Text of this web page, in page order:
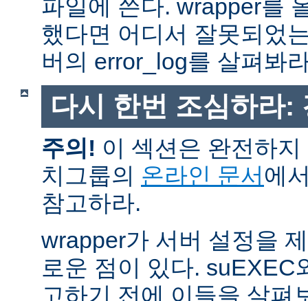
파일에 쓴다. wrapper를
했다면 어디서 잘못되었
버의 error_log를 살펴봐
다시 한번 조심하라:
주의! 이 섹션은 완전하
치그룹의 온라인 문서에
참고하라.
wrapper가 서버 설정을
로운 점이 있다. suEXEC
고하기 전에 이들을 살펴